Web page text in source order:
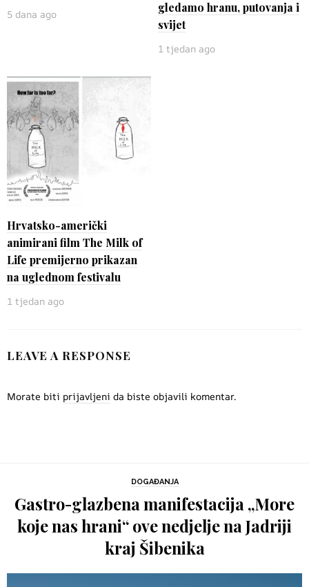
5 dana ago
gledamo hranu, putovanja i
svijet
1 tjedan ago
Hrvatsko-američki
animirani film The Milk of
Life premijerno prikazan
na uglednom festivalu
1 tjedan ago
LEAVE A RESPONSE
Morate biti prijavljeni da biste objavili komentar.
DOGAĐANJA
Gastro-glazbena manifestacija „More
koje nas hrani“ ove nedjelje na Jadriji
kraj Šibenika